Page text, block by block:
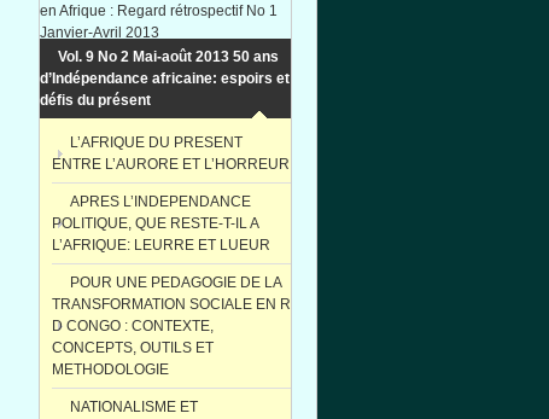
en Afrique : Regard rétrospectif No 1
Janvier-Avril 2013
Vol. 9 No 2 Mai-août 2013 50 ans
d’Indépendance africaine: espoirs et
défis du présent
L’AFRIQUE DU PRESENT
ENTRE L’AURORE ET L’HORREUR
APRES L’INDEPENDANCE
POLITIQUE, QUE RESTE-T-IL A
L’AFRIQUE: LEURRE ET LUEUR
POUR UNE PEDAGOGIE DE LA
TRANSFORMATION SOCIALE EN R
D CONGO : CONTEXTE,
CONCEPTS, OUTILS ET
METHODOLOGIE
NATIONALISME ET